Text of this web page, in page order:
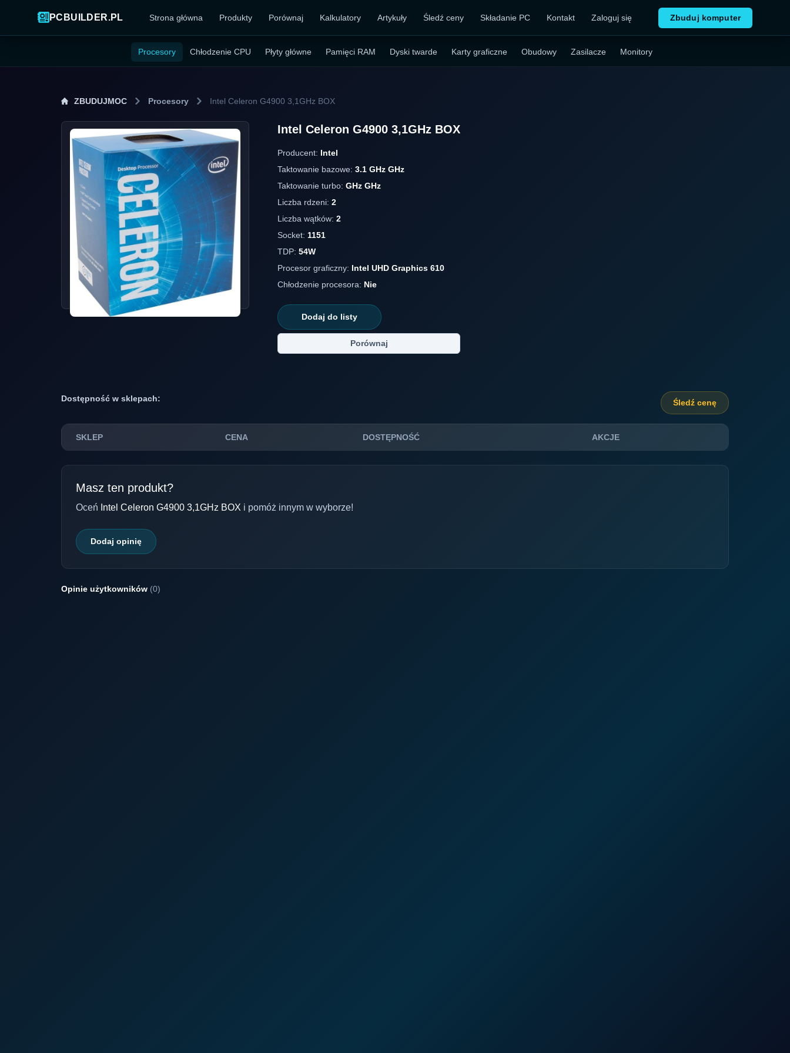
PCBUILDER.PL Strona główna Produkty Porównaj Kalkulatory Artykuły Śledź ceny Składanie PC Kontakt Zaloguj się Zbuduj komputer
Procesory Chłodzenie CPU Płyty główne Pamięci RAM Dyski twarde Karty graficzne Obudowy Zasilacze Monitory
ZBUDUJMOC Procesory Intel Celeron G4900 3,1GHz BOX
Intel Celeron G4900 3,1GHz BOX
Producent: Intel
Taktowanie bazowe: 3.1 GHz GHz
Taktowanie turbo: GHz GHz
Liczba rdzeni: 2
Liczba wątków: 2
Socket: 1151
TDP: 54W
Procesor graficzny: Intel UHD Graphics 610
Chłodzenie procesora: Nie
Dodaj do listy
Porównaj
Dostępność w sklepach: Śledź cenę
SKLEP CENA DOSTĘPNOŚĆ AKCJE
Masz ten produkt?
Oceń Intel Celeron G4900 3,1GHz BOX i pomóż innym w wyborze!
Dodaj opinię
Opinie użytkowników (0)